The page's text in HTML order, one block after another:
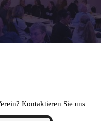
Kontaktieren Sie uns